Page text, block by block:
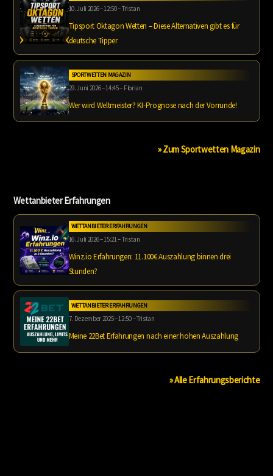
10. Juli 2026 – 12:50 – Tristan
Tipsport Oktagon Wetten – Diese Alternativen gibt es für
deutsche Tipper
SPORTWETTEN MAGAZIN
29. Juni 2026 – 14:45 – Florian
Wer wird Weltmeister? KI-Prognose nach der Vorrunde!
» Zum Sportwetten Magazin
Wettanbieter Erfahrungen
WETTANBIETER ERFAHRUNGEN
16. Juli 2026 – 15:21 – Tristan
Winz.io Erfahrungen: 11.100€ Auszahlung binnen drei
Stunden?
WETTANBIETER ERFAHRUNGEN
7. Dezember 2025 – 12:50 – Tristan
Meine 22Bet Erfahrungen nach einer hohen Auszahlung
» Alle Erfahrungsberichte